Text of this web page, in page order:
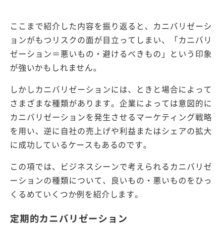
ここまで紹介した内容を振り返ると、カニバリゼーシ
ョンがもつリスクの面が目立ってしまい、「カニバリ
ゼーション＝悪いもの・避けるべきもの」という印象
が強いかもしれません。
しかしカニバリゼーションには、ときと場合によって
さまざまな種類があります。企業によっては意図的に
カニバリゼーションを発生させるマーケティング戦略
を用い、逆に自社の売上げや利益またはシェアの拡大
に成功しているケースもあるのです。
この項では、ビジネスシーンで考えられるカニバリゼ
ーションの種類について、良いもの・悪いものをひっ
くるめていくつか例を紹介します。
定期的カニバリゼーション